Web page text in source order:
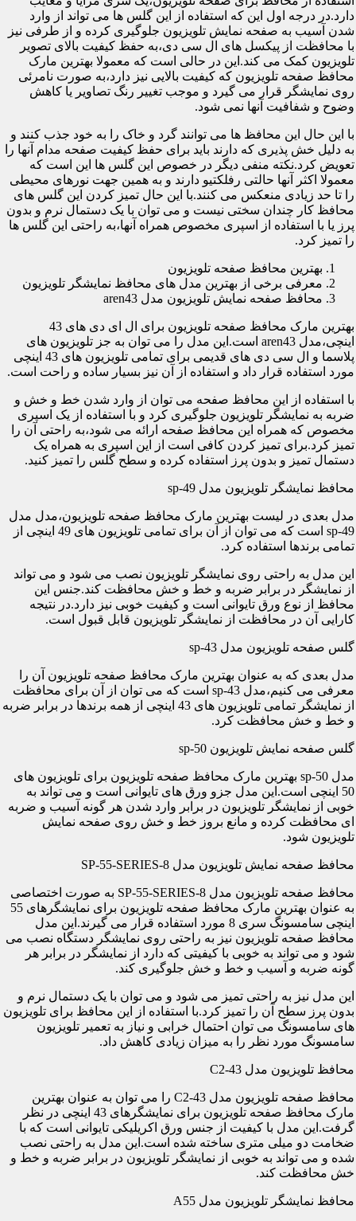
دارد.در درجه اول این که استفاده از این گلس ها می تواند از وارد
شدن آسیب به صفحه نمایش تلویزیون جلوگیری کرده و از طرفی نیز
با محافظت از پیکسل های ال سی دی،به حفظ کیفیت بالای تصویر
تلویزیون کمک می کند.این در حالی است که معمولا بهترین مارک
محافظ صفحه تلویزیون که کیفیت بالایی نیز دارد،به صورت نامرئی
روی نمایشگر قرار می گیرد و موجب تغییر رنگ تصاویر یا کاهش
وضوح و شفافیت آنها نمی شود.
با این حال این محافظ ها می توانند گرد و خاک را به خود جذب کنند و
به دلیل خش پذیری که دارند باید برای حفظ کیفیت صفحه مدام آنها را
تعویض کرد.نکته منفی دیگر در خصوص این گلس ها این است که
معمولا اکثر آنها حالتی رفلکتیو دارند و به همین جهت نورهای محیطی
را تا حد زیادی منعکس می کنند.با این حال تمیز کردن این گلس های
محافظ کار چندان سختی نیست و می توان با یک دستمال نرم و بدون
پرز یا با استفاده از اسپری مخصوص همراه آنها،به راحتی این گلس ها
را تمیز کرد.
بهترین محافظ صفحه تلویزیون
معرفی برخی از بهترین مدل های محافظ نمایشگر تلویزیون
محافظ صفحه نمایش تلویزیون مدل aren43
بهترین مارک محافظ صفحه تلویزیون برای ال ای دی های 43
اینچی،مدل aren43 است.این مدل را می توان به جز تلویزیون های
پلاسما و ال سی دی های قدیمی برای تمامی تلویزیون های 43 اینچی
مورد استفاده قرار داد و استفاده از آن نیز بسیار ساده و راحت است.
با استفاده از این محافظ صفحه می توان از وارد شدن خط و خش و
ضربه به نمایشگر تلویزیون جلوگیری کرد و با استفاده از یک اسپری
مخصوص که همراه این محافظ صفحه ارائه می شود،به راحتی آن را
تمیز کرد.برای تمیز کردن کافی است از این اسپری به همراه یک
دستمال تمیز و بدون پرز استفاده کرده و سطح گلس را تمیز کنید.
محافظ نمایشگر تلویزیون مدل sp-49
مدل بعدی در لیست بهترین مارک محافظ صفحه تلویزیون،مدل مدل
sp-49 است که می توان از آن برای تمامی تلویزیون های 49 اینچی از
تمامی برندها استفاده کرد.
این مدل به راحتی روی نمایشگر تلویزیون نصب می شود و می تواند
از نمایشگر در برابر ضربه و خط و خش محافظت کند.جنس این
محافظ از نوع ورق تایوانی است و کیفیت خوبی نیز دارد.در نتیجه
کارایی آن در محافظت از نمایشگر تلویزیون قابل قبول است.
گلس صفحه تلویزیون مدل sp-43
مدل بعدی که به عنوان بهترین مارک محافظ صفحه تلویزیون آن را
معرفی می کنیم،مدل sp-43 است که می توان از آن برای محافظت
از نمایشگر تمامی تلویزیون های 43 اینچی از همه برندها در برابر ضربه
و خط و خش محافظت کرد.
گلس صفحه نمایش تلویزیون sp-50
مدل sp-50 بهترین مارک محافظ صفحه تلویزیون برای تلویزیون های
50 اینچی است.این مدل جزو ورق های تایوانی است و می تواند به
خوبی از نمایشگر تلویزیون در برابر وارد شدن هر گونه آسیب و ضربه
ای محافظت کرده و مانع بروز خط و خش روی صفحه نمایش
تلویزیون شود.
محافظ صفحه نمایش تلویزیون مدل SP-55-SERIES-8
محافظ صفحه تلویزیون مدل SP-55-SERIES-8 به صورت اختصاصی
به عنوان بهترین مارک محافظ صفحه تلویزیون برای نمایشگرهای 55
اینچی سامسونگ سری 8 مورد استفاده قرار می گیرند.این مدل
محافظ صفحه تلویزیون نیز به راحتی روی نمایشگر دستگاه نصب می
شود و می تواند به خوبی با کیفیتی که دارد از نمایشگر در برابر هر
گونه ضربه و آسیب و خط و خش جلوگیری کند.
این مدل نیز به راحتی تمیز می شود و می توان با یک دستمال نرم و
بدون پرز سطح آن را تمیز کرد.با استفاده از این محافظ برای تلویزیون
های سامسونگ می توان احتمال خرابی و نیاز به تعمیر تلویزیون
سامسونگ مورد نظر را به میزان زیادی کاهش داد.
محافظ تلویزیون مدل C2-43
محافظ صفحه تلویزیون مدل C2-43 را می توان به عنوان بهترین
مارک محافظ صفحه تلویزیون برای نمایشگرهای 43 اینچی در نظر
گرفت.این مدل با کیفیت از جنس ورق اکریلیکی تایوانی است که با
ضخامت دو میلی متری ساخته شده است.این مدل به راحتی نصب
شده و می تواند به خوبی از نمایشگر تلویزیون در برابر ضربه و خط و
خش محافظت کند.
محافظ نمایشگر تلویزیون مدل A55